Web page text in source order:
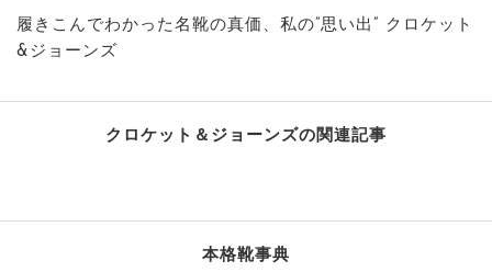
履きこんでわかった名靴の真価、私の”思い出” クロケット
&ジョーンズ
クロケット＆ジョーンズの関連記事
本格靴事典